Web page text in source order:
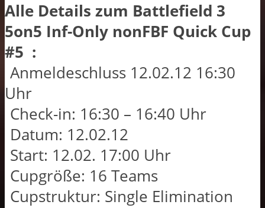
Alle Details zum Battlefield 3
5on5 Inf-Only nonFBF Quick Cup
#5 :
Anmeldeschluss 12.02.12 16:30
Uhr
Check-in: 16:30 – 16:40 Uhr
Datum: 12.02.12
Start: 12.02. 17:00 Uhr
Cupgröße: 16 Teams
Cupstruktur: Single Elimination